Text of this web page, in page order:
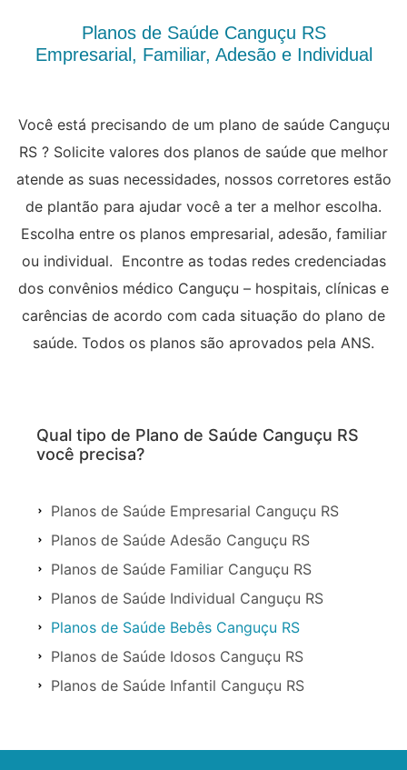
Planos de Saúde Canguçu RS
Empresarial, Familiar, Adesão e Individual
Você está precisando de um plano de saúde Canguçu
RS ? Solicite valores dos planos de saúde que melhor
atende as suas necessidades, nossos corretores estão
de plantão para ajudar você a ter a melhor escolha.
Escolha entre os planos empresarial, adesão, familiar
ou individual. Encontre as todas redes credenciadas
dos convênios médico Canguçu – hospitais, clínicas e
carências de acordo com cada situação do plano de
saúde. Todos os planos são aprovados pela ANS.
Qual tipo de Plano de Saúde Canguçu RS
você precisa?
Planos de Saúde Empresarial Canguçu RS
Planos de Saúde Adesão Canguçu RS
Planos de Saúde Familiar Canguçu RS
Planos de Saúde Individual Canguçu RS
Planos de Saúde Bebês Canguçu RS
Planos de Saúde Idosos Canguçu RS
Planos de Saúde Infantil Canguçu RS